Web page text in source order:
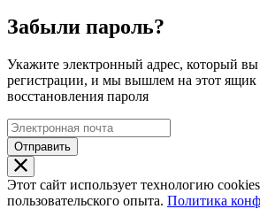
Забыли пароль?
Укажите электронный адрес, который
регистрации, и мы вышлем на этот
восстановления пароля
Отправить
Этот сайт использует технологию
пользовательского опыта. Политика